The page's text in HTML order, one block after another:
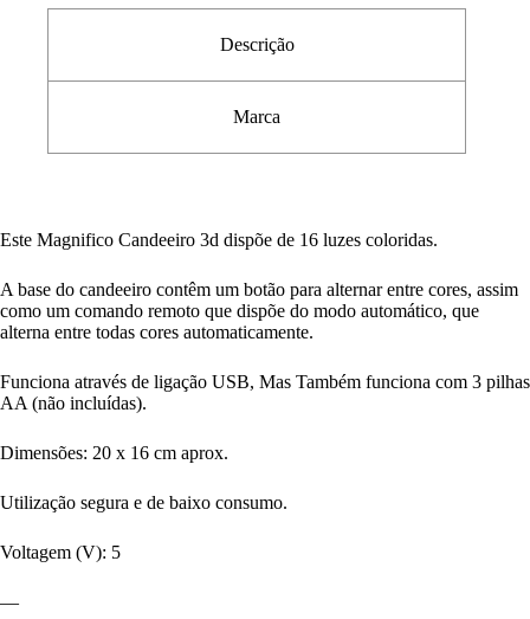
Descrição
Marca
Este Magnifico Candeeiro 3d dispõe de 16 luzes coloridas.
A base do candeeiro contêm um botão para alternar entre cores, assim
como um comando remoto que dispõe do modo automático, que
alterna entre todas cores automaticamente.
Funciona através de ligação USB, Mas Também funciona com 3 pilhas
AA (não incluídas).
Dimensões: 20 x 16 cm aprox.
Utilização segura e de baixo consumo.
Voltagem (V): 5
—